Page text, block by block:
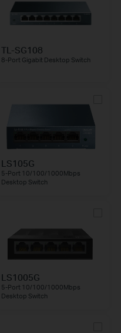
TL-SG108
8-Port Gigabit Desktop Switch
LS105G
5-Port 10/100/1000Mbps
Desktop Switch
LS1005G
5-Port 10/100/1000Mbps
Desktop Switch